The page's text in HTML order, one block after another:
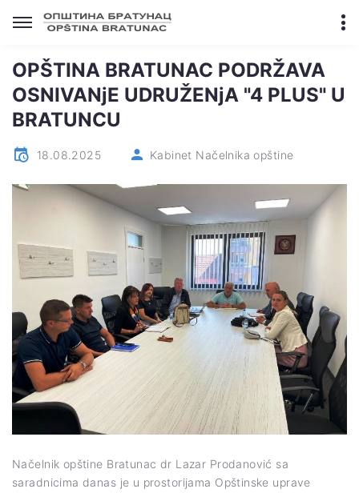
OPŠTINA BRATUNAC PODRŽAVA
OSNIVANjE UDRUŽENjA "4 PLUS" U
BRATUNCU
18.08.2025 Kabinet Načelnika opštine
Načelnik opštine Bratunac dr Lazar Prodanović sa
saradnicima danas je u prostorijama Opštinske uprave